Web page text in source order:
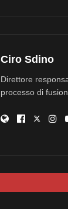
Ciro Sdino
Direttore
processo di